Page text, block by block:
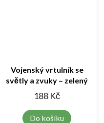
Vojenský vrtulník se
světly a zvuky – zelený
188 Kč
Do košíku